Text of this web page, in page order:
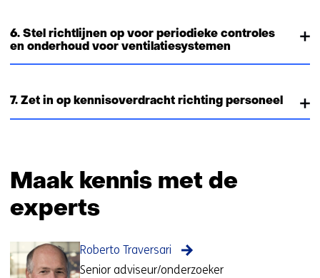
6. Stel richtlijnen op voor periodieke controles
en onderhoud voor ventilatiesystemen
7. Zet in op kennisoverdracht richting personeel
Maak kennis met de
experts
Roberto Traversari
Senior adviseur/onderzoeker